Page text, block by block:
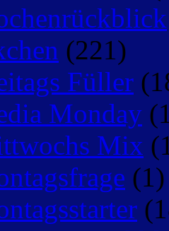
(221)
Füller
Monday
Mix
(1)